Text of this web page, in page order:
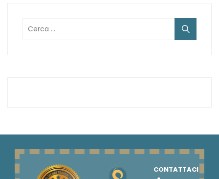
per:
CONTATTACI